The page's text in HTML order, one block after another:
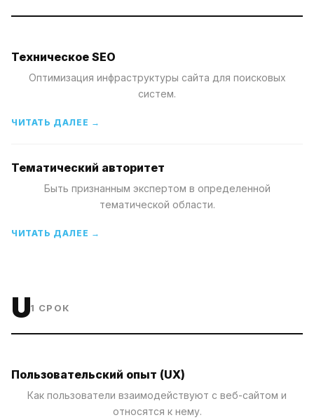
Техническое SEO
Оптимизация инфраструктуры сайта для поисковых
систем.
ЧИТАТЬ ДАЛЕЕ →
Тематический авторитет
Быть признанным экспертом в определенной
тематической области.
ЧИТАТЬ ДАЛЕЕ →
U1 СРОК
Пользовательский опыт (UX)
Как пользователи взаимодействуют с веб-сайтом и
относятся к нему.